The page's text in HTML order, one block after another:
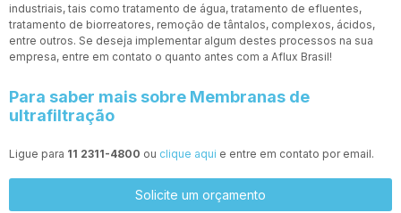
industriais, tais como tratamento de água, tratamento de efluentes,
tratamento de biorreatores, remoção de tântalos, complexos, ácidos,
entre outros. Se deseja implementar algum destes processos na sua
empresa, entre em contato o quanto antes com a Aflux Brasil!
Para saber mais sobre Membranas de
ultrafiltração
Ligue para 11 2311-4800 ou clique aqui e entre em contato por email.
Solicite um orçamento